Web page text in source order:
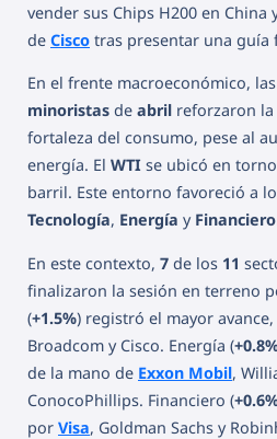
vender sus Chips H200 en China
de Cisco tras presentar una guía
En el frente macroeconómico,
minoristas de abril reforzaron
fortaleza del consumo, pese al
energía. El WTI se ubicó en
barril. Este entorno favoreció a
Tecnología, Energía y Financiero
En este contexto, 7 de los 11
finalizaron la sesión en terreno
(+1.5%) registró el mayor
Broadcom y Cisco. Energía (
de la mano de Exxon Mobil,
ConocoPhillips. Financiero (
por Visa, Goldman Sachs y